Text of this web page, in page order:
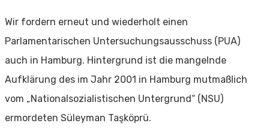
Wir fordern erneut und wiederholt einen
Parlamentarischen Untersuchungsausschuss (PUA)
auch in Hamburg. Hintergrund ist die mangelnde
Aufklärung des im Jahr 2001 in Hamburg mutmaßlich
vom „Nationalsozialistischen Untergrund“ (NSU)
ermordeten Süleyman Taşköprü.